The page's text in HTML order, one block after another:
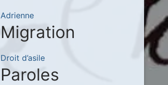
Adrienne
Migration
Droit d’asile
Paroles